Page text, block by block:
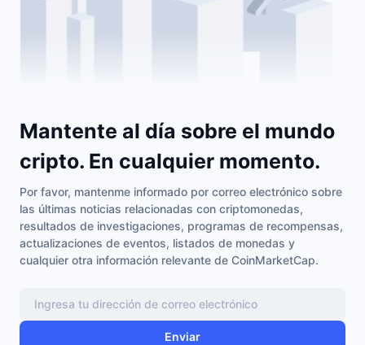
Mantente al día sobre el mundo
cripto. En cualquier momento.
Por favor, mantenme informado por correo electrónico sobre
las últimas noticias relacionadas con criptomonedas,
resultados de investigaciones, programas de recompensas,
actualizaciones de eventos, listados de monedas y
cualquier otra información relevante de CoinMarketCap.
Enviar